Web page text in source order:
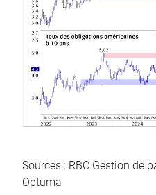
Sources : RBC Gestion de
Optuma